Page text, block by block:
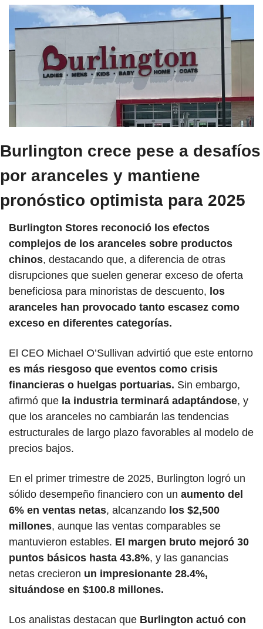
Burlington crece pese a desafíos
por aranceles y mantiene
pronóstico optimista para 2025
Burlington Stores reconoció los efectos
complejos de los aranceles sobre productos
chinos, destacando que, a diferencia de otras
disrupciones que suelen generar exceso de oferta
beneficiosa para minoristas de descuento, los
aranceles han provocado tanto escasez como
exceso en diferentes categorías.
es más riesgoso que eventos como crisis
financieras o huelgas portuarias. Sin embargo,
afirmó que la industria terminará adaptándose, y
que los aranceles no cambiarán las tendencias
estructurales de largo plazo favorables al modelo de
precios bajos.
En el primer trimestre de 2025, Burlington logró un
sólido desempeño financiero con un aumento del
6% en ventas netas, alcanzando los $2,500
millones, aunque las ventas comparables se
mantuvieron estables. El margen bruto mejoró 30
puntos básicos hasta 43.8%, y las ganancias
netas crecieron un impresionante 28.4%,
situándose en $100.8 millones.
Los analistas destacan que Burlington actuó con